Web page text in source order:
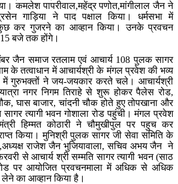
कमलेश पापरीवाल,महेंद्र पणोत,मांगीलाल जैन ने
गाड़िया ने पाद पक्षाल किया। धर्मसभा में
कर गुजरने का आव्हान किया। उनके प्रवचन
बजे तक होंगे।
जैन समाज रतलाम एवं आचार्य 108 पुलक सागर
के तत्वाधान में आचार्यश्री के मंगल प्रवेश की भव्य
में गुरुभक्तों ने जय-जयकार करते चले। आचार्यश्री
नगर निगम तिराहे से शुरू होकर पैलेस रोड,
घास बाजार, चांदनी चौक होते हुए तोपखाना और
सागर त्यागी भवन गोशाला रोड पहुंची। मंगल प्रवेश
हिम्मत कोठारी ने चौमुखीपुल पर पहुच कर
किया। मुनिश्री पुलक सागर जी सेवा समिति के
राजेश जैन भुजियावाला, सचिव अभय जैन ने
से आचार्य श्री सम्मति सागर त्यागी भवन (साठ
पर आयोजित प्रवचनमाला में अधिक से अधिक
लेने का आव्हान किया है।